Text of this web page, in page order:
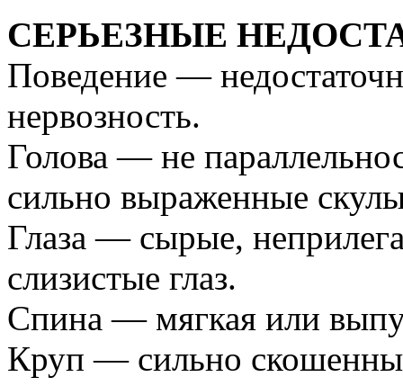
СЕРЬЕЗНЫЕ
Поведение —
нервозность.
Голова — не
сильно выраженные
Глаза — сырые,
слизистые глаз.
Спина — мягкая или
Круп — сильно